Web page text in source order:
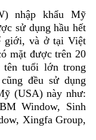
nhập khẩu Mỹ
sử dụng hầu hết
giới, và ở tại Việt
mặt được trên 20
tuổi lớn trong
đều sử dụng
(USA) này như:
Window, Sinh
Xingfa Group,